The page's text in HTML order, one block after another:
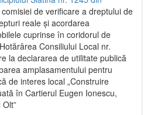
de verificare a dreptului de
reale și acordarea
cuprinse în coridorul de
Consiliului Local nr.
la declararea de utilitate publică
amplasamentului pentru
de interes local „Construire
în Cartierul Eugen Ionescu,